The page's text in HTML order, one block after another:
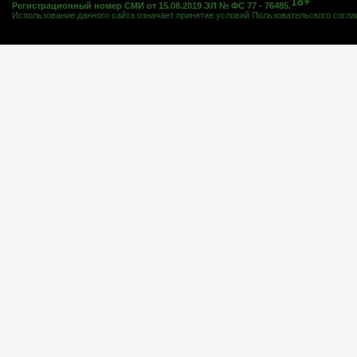
Регистрационный номер СМИ от 15.08.2019 ЭЛ № ФС 77 - 76485.
Использование данного сайта означает принятие условий Пользовательского